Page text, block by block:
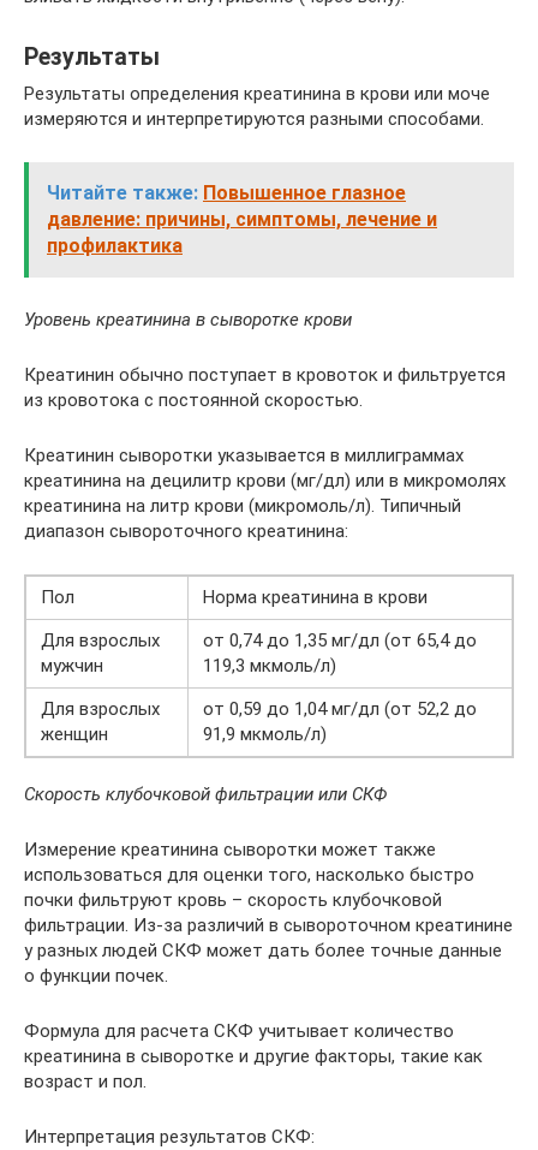
Результаты
Результаты определения креатинина в крови или моче
измеряются и интерпретируются разными способами.
Читайте также: Повышенное глазное
давление: причины, симптомы, лечение и
профилактика
Уровень креатинина в сыворотке крови
Креатинин обычно поступает в кровоток и фильтруется
из кровотока с постоянной скоростью.
Креатинин сыворотки указывается в миллиграммах
креатинина на децилитр крови (мг/дл) или в микромолях
креатинина на литр крови (микромоль/л). Типичный
диапазон сывороточного креатинина:
Пол
Норма креатинина в крови
Для взрослых
мужчин
от 0,74 до 1,35 мг/дл (от 65,4 до
119,3 мкмоль/л)
Для взрослых
женщин
от 0,59 до 1,04 мг/дл (от 52,2 до
91,9 мкмоль/л)
Скорость клубочковой фильтрации или СКФ
Измерение креатинина сыворотки может также
использоваться для оценки того, насколько быстро
почки фильтруют кровь – скорость клубочковой
фильтрации. Из-за различий в сывороточном креатинине
у разных людей СКФ может дать более точные данные
о функции почек.
Формула для расчета СКФ учитывает количество
креатинина в сыворотке и другие факторы, такие как
возраст и пол.
Интерпретация результатов СКФ: